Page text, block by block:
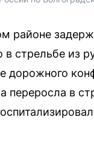
районе
в стрельбе из
дорожного
переросла в